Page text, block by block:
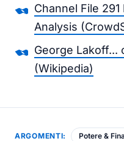
Channel File
Analysis
George Lakoff...
(Wikipedia)
ARGOMENTI: Potere &